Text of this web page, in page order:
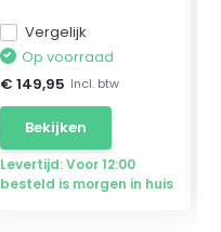
Vergelijk
Op voorraad
€ 149,95 Incl. btw
Bekijken
Levertijd: Voor 12:00
besteld is morgen in huis